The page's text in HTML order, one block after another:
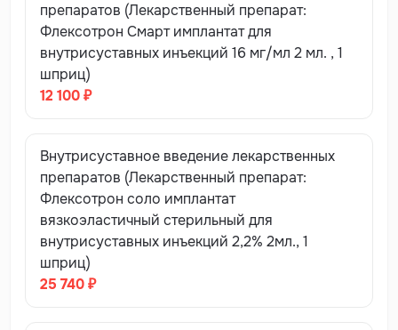
препаратов (Лекарственный препарат:
Флексотрон Смарт имплантат для
внутрисуставных инъекций 16 мг/мл 2 мл. , 1
шприц)
12 100 ₽
Внутрисуставное введение лекарственных
препаратов (Лекарственный препарат:
Флексотрон соло имплантат
вязкоэластичный стерильный для
внутрисуставных инъекций 2,2% 2мл., 1
шприц)
25 740 ₽